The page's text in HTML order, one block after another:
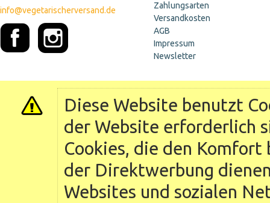
info@vegetarischerversand.de
Zahlungsarten
Versandkosten
AGB
Impressum
Newsletter
Diese Website benutzt
der Website erforderlich
Cookies, die den
der Direktwerbung
Websites und sozialen